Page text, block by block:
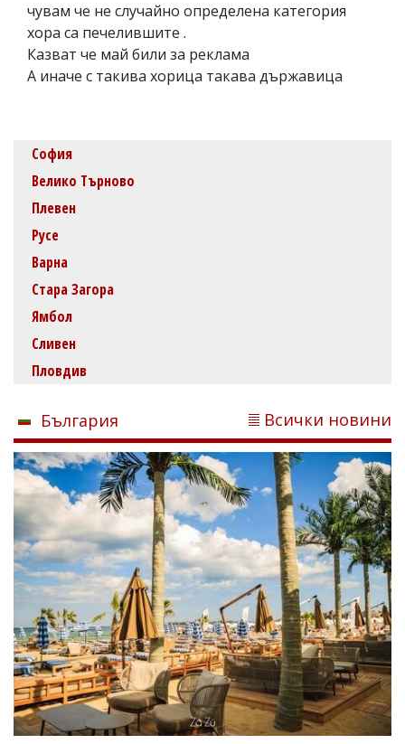
чувам че не случайно определена категория
хора са печелившите .
Казват че май били за реклама
А иначе с такива хорица такава държавица
София
Велико Търново
Плевен
Русе
Варна
Стара Загора
Ямбол
Сливен
Пловдив
България Всички новини